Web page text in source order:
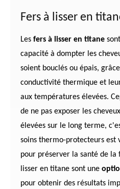
Fers à lisser en
Les fers à lisser en titane
capacité à dompter les
soient bouclés ou épais,
conductivité thermique et
aux températures élevées.
de ne pas exposer les
élevées sur le long terme,
soins thermo-protecteurs est
pour préserver la santé de la
lisser en titane sont une
pour obtenir des résultats